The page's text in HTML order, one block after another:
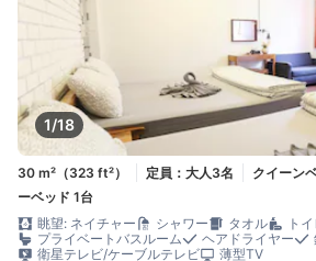
1/18
30 m²（323 ft²） 定員：大人3名
クイーン
ーベッド 1台
眺望: ネイチャー
シャワー タオル
ト
プライベートバスルーム
ヘアドライヤー
衛星テレビ/ケーブルテレビ
薄型TV